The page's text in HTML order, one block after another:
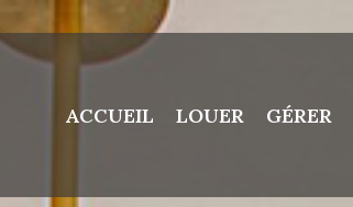
ACCUEIL LOUER GÉRER